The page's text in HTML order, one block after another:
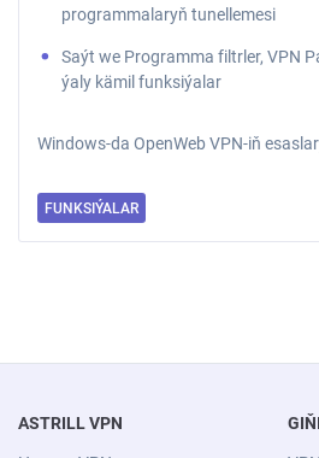
programmalaryň tunellemesi
Saýt we Programma filtrler, VPN
ýaly kämil funksiýalar
Windows-da OpenWeb VPN-iň
FUNKSIÝALAR
ASTRILL VPN